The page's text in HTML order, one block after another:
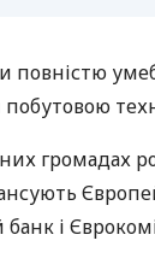
повністю
громадах
і